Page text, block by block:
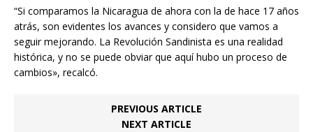
“Si comparamos la Nicaragua de ahora con la de hace 17 años
atrás, son evidentes los avances y considero que vamos a
seguir mejorando. La Revolución Sandinista es una realidad
histórica, y no se puede obviar que aquí hubo un proceso de
cambios», recalcó.
PREVIOUS ARTICLE
NEXT ARTICLE